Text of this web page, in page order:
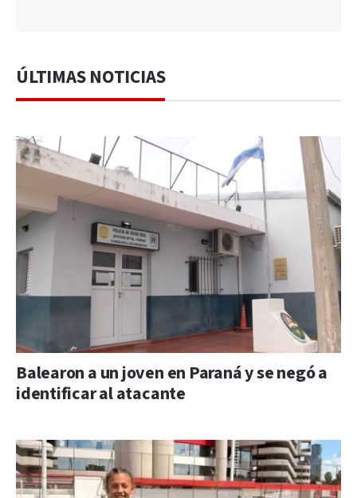
ÚLTIMAS NOTICIAS
Balearon a un joven en Paraná y se negó a
identificar al atacante